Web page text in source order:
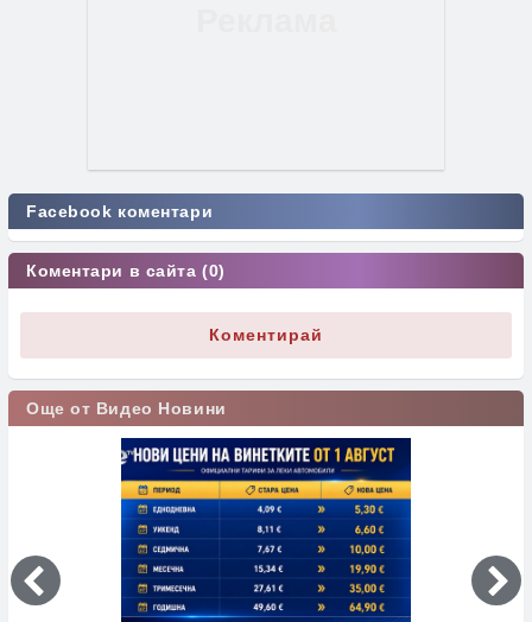
Facebook коментари
Коментари в сайта (0)
Коментирай
Още от Видео Новини